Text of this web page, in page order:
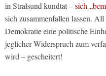
in Stralsund kundtat –sich
sich zusammenfallen lassen.
Demokratie eine politische
jeglicher Widerspruch zum
wird – gescheitert!